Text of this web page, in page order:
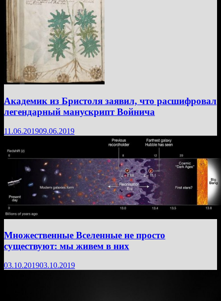
Академик из Бристоля заявил, что расшифровал
легендарный манускрипт Войнича
11.06.201909.06.2019
Множественные Вселенные не просто
существуют: мы живем в них
03.10.201903.10.2019